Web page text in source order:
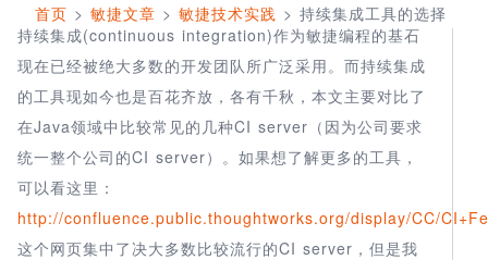
首页 > 敏捷文章 > 敏捷技术实践 > 持续集成工具的选择
持续集成(continuous integration)作为敏捷编程的基石
现在已经被绝大多数的开发团队所广泛采用。而持续集成
的工具现如今也是百花齐放，各有千秋，本文主要对比了
在Java领域中比较常见的几种CI server（因为公司要求
统一整个公司的CI server）。如果想了解更多的工具，
可以看这里：
http://confluence.public.thoughtworks.org/display/CC/
这个网页集中了决大多数比较流行的CI server，但是我